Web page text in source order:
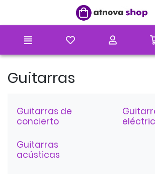
Ir al contenido principal de la página
Mis artículos
Mi
Guitarras
Guitarras de
concierto
Guitarras
acústicas